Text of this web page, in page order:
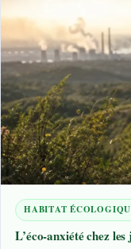
HABITAT
L’éco-anxiété chez